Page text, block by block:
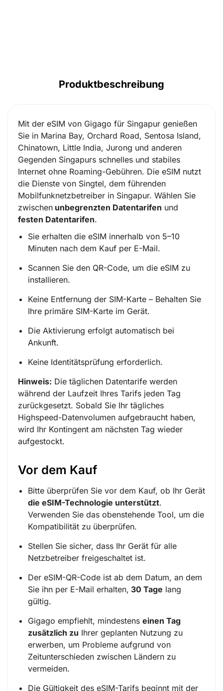
Produktbeschreibung
Mit der eSIM von Gigago für Singapur genießen
Sie in Marina Bay, Orchard Road, Sentosa Island,
Chinatown, Little India, Jurong und anderen
Gegenden Singapurs schnelles und stabiles
Internet ohne Roaming-Gebühren. Die eSIM nutzt
die Dienste von Singtel, dem führenden
Mobilfunknetzbetreiber in Singapur. Wählen Sie
zwischen unbegrenzten Datentarifen und
festen Datentarifen.
Sie erhalten die eSIM innerhalb von 5–10
Minuten nach dem Kauf per E-Mail.
Scannen Sie den QR-Code, um die eSIM zu
installieren.
Keine Entfernung der SIM-Karte – Behalten Sie
Ihre primäre SIM-Karte im Gerät.
Die Aktivierung erfolgt automatisch bei
Ankunft.
Keine Identitätsprüfung erforderlich.
Hinweis: Die täglichen Datentarife werden
während der Laufzeit Ihres Tarifs jeden Tag
zurückgesetzt. Sobald Sie Ihr tägliches
Highspeed-Datenvolumen aufgebraucht haben,
wird Ihr Kontingent am nächsten Tag wieder
aufgestockt.
Vor dem Kauf
Bitte überprüfen Sie vor dem Kauf, ob Ihr Gerät
die eSIM-Technologie unterstützt.
Verwenden Sie das obenstehende Tool, um die
Kompatibilität zu überprüfen.
Stellen Sie sicher, dass Ihr Gerät für alle
Netzbetreiber freigeschaltet ist.
Der eSIM-QR-Code ist ab dem Datum, an dem
Sie ihn per E-Mail erhalten, 30 Tage lang
gültig.
Gigago empfiehlt, mindestens einen Tag
zusätzlich zu Ihrer geplanten Nutzung zu
erwerben, um Probleme aufgrund von
Zeitunterschieden zwischen Ländern zu
vermeiden.
Die Gültigkeit des eSIM-Tarifs beginnt mit der